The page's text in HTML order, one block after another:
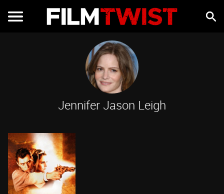
Jennifer Jason Leigh